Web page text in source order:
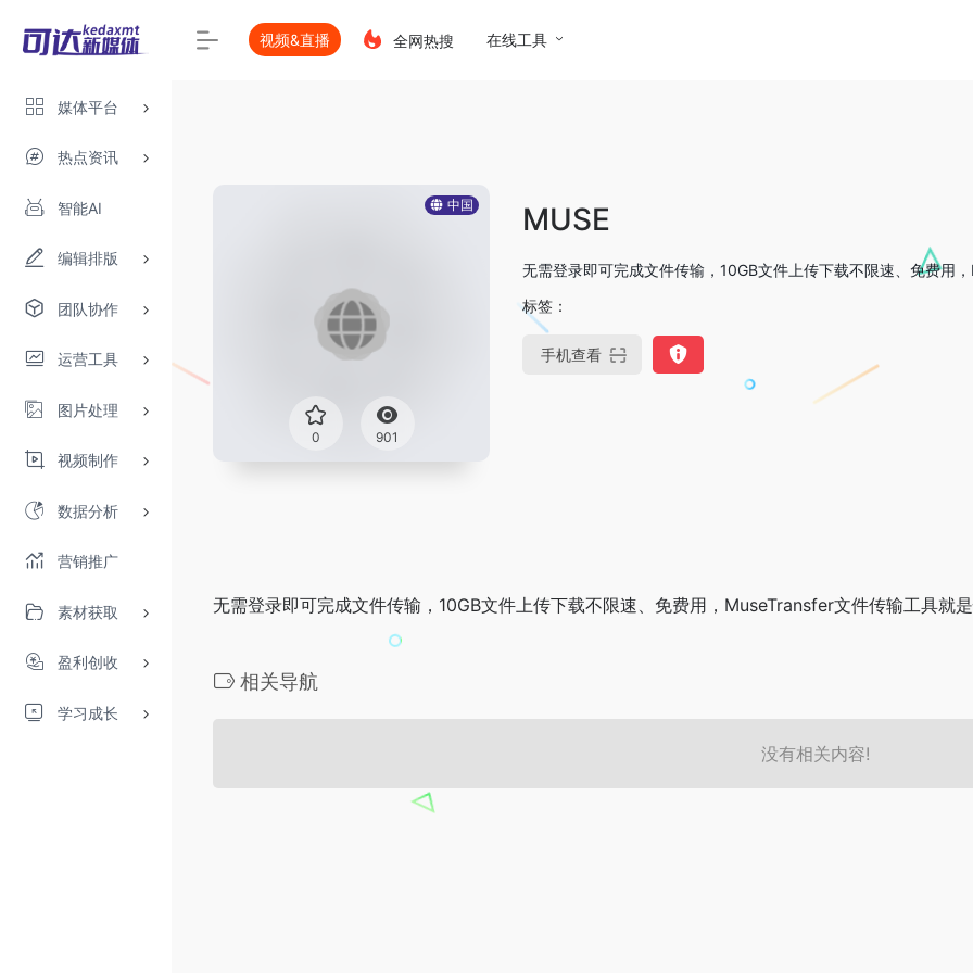
媒体平台
热点资讯
智能AI
编辑排版
团队协作
运营工具
图片处理
视频制作
数据分析
营销推广
素材获取
盈利创收
学习成长
视频&直播 全网热搜 在线工具
中国
0 901
MUSE
无需登录即可完成文件传输，10GB文件上传下载不限速、免费用
标签：
手机查看
无需登录即可完成文件传输，10GB文件上传下载不限速、免费用，MuseTransfer文件传输工具就
相关导航
没有相关内容!